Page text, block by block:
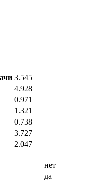
3.545
4.928
0.971
1.321
0.738
3.727
2.047
нет
да